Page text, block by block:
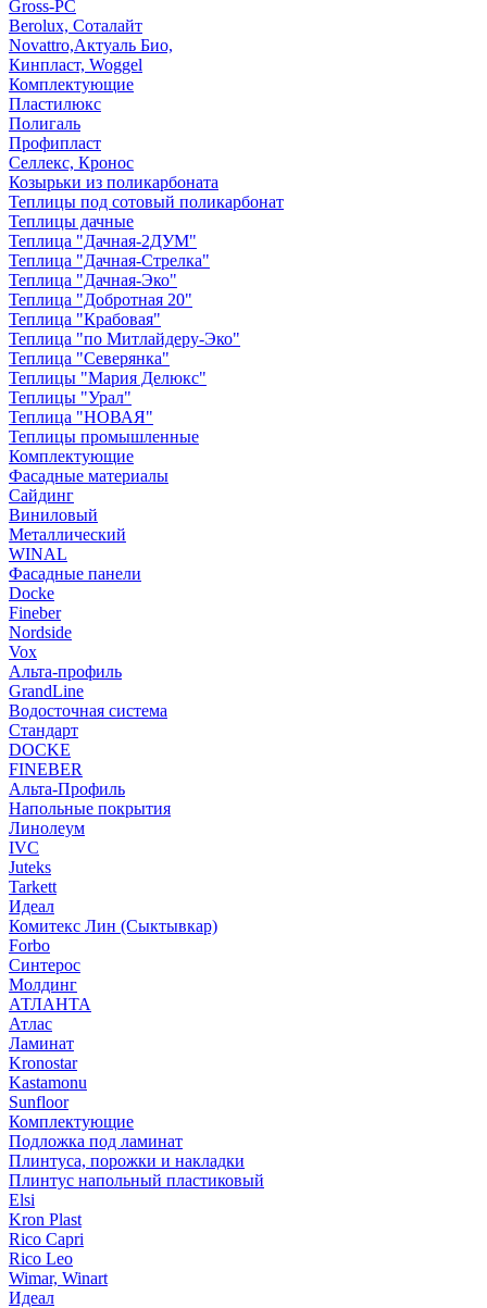
Gross-PC
Berolux, Соталайт
Novattro,Актуаль Био,
Кинпласт, Woggel
Комплектующие
Пластилюкс
Полигаль
Профипласт
Селлекс, Кронос
Козырьки из поликарбоната
Теплицы под сотовый поликарбонат
Теплицы дачные
Теплица "Дачная-2ДУМ"
Теплица "Дачная-Стрелка"
Теплица "Дачная-Эко"
Теплица "Добротная 20"
Теплица "Крабовая"
Теплица "по Митлайдеру-Эко"
Теплица "Северянка"
Теплицы "Мария Делюкс"
Теплицы "Урал"
Теплица "НОВАЯ"
Теплицы промышленные
Комплектующие
Фасадные материалы
Сайдинг
Виниловый
Металлический
WINAL
Фасадные панели
Docke
Fineber
Nordside
Vox
Альта-профиль
GrandLine
Водосточная система
Стандарт
DOCKE
FINEBER
Альта-Профиль
Напольные покрытия
Линолеум
IVC
Juteks
Tarkett
Идеал
Комитекс Лин (Сыктывкар)
Forbo
Синтерос
Молдинг
АТЛАНТА
Атлас
Ламинат
Kronostar
Kastamonu
Sunfloor
Комплектующие
Подложка под ламинат
Плинтуса, порожки и накладки
Плинтус напольный пластиковый
Elsi
Kron Plast
Rico Capri
Rico Leo
Wimar, Winart
Идеал